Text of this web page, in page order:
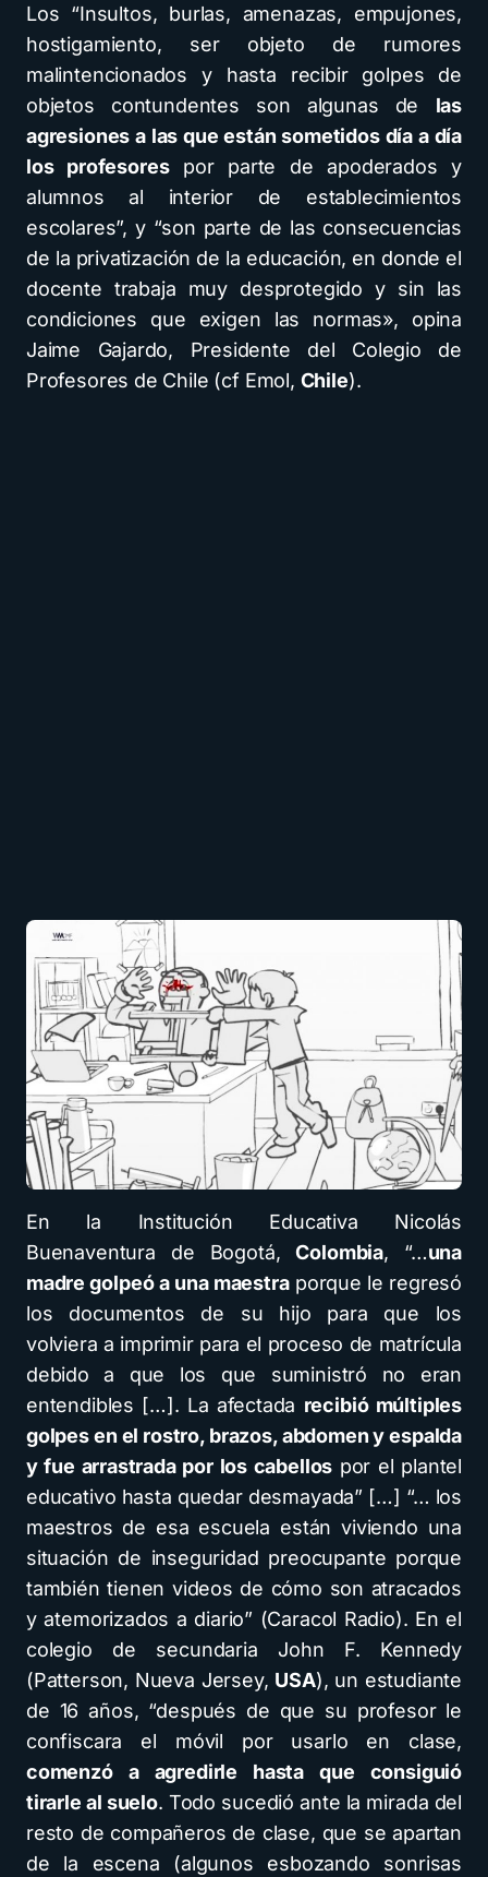
Los “Insultos, burlas, amenazas, empujones,
hostigamiento, ser objeto de rumores
malintencionados y hasta recibir golpes de
objetos contundentes son algunas de las
agresiones a las que están sometidos día a día
los profesorespor parte de apoderados y
alumnos al interior de establecimientos
escolares”, y “son parte de las consecuencias
de la privatización de la educación, en donde el
docente trabaja muy desprotegido y sin las
condiciones que exigen las normas», opina
Jaime Gajardo, Presidente del Colegio de
Profesores de Chile (cf Emol, Chile).
En la Institución Educativa Nicolás
Buenaventura de Bogotá,Colombia, “…una
madre golpeó a una maestraporque le regresó
los documentos de su hijo para que los
volviera a imprimir para el proceso de matrícula
debido a que los que suministró no eran
entendibles […]. La afectada recibió múltiples
golpes en el rostro, brazos, abdomen y espalda
y fue arrastrada por los cabellos por el plantel
educativo hasta quedar desmayada” […] “… los
maestros de esa escuela están viviendo una
situación de inseguridad preocupante porque
también tienen videos de cómo son atracados
y atemorizados a diario” (Caracol Radio). En el
colegio de secundaria John F. Kennedy
(Patterson, Nueva Jersey, USA), un estudiante
de 16 años, “después de que su profesor le
confiscara el móvil por usarlo en clase,
comenzó a agredirle hasta que consiguió
tirarle al suelo. Todo sucedió ante la mirada del
resto de compañeros de clase, que se apartan
de la escena (algunos esbozando sonrisas